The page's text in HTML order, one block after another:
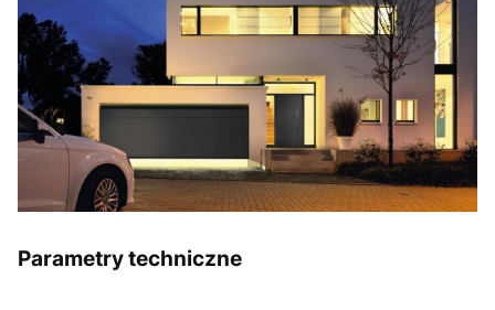
Parametry techniczne